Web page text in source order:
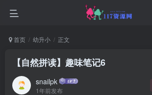
首页 幼升小 正文
【自然拼读】趣味笔记6
snailpk
1年前发布